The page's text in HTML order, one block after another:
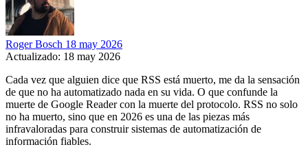
Roger Bosch 18 may 2026
Actualizado: 18 may 2026
Cada vez que alguien dice que RSS está muerto, me da la sensación
de que no ha automatizado nada en su vida. O que confunde la
muerte de Google Reader con la muerte del protocolo. RSS no solo
no ha muerto, sino que en 2026 es una de las piezas más
infravaloradas para construir sistemas de automatización de
información fiables.